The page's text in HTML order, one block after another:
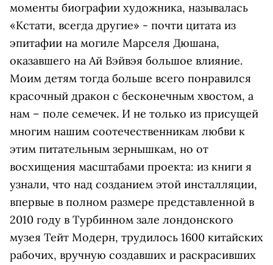
моменты биографии художника, называлась
«Кстати, всегда другие» - почти цитата из
эпитафии на могиле Марселя Дюшана,
оказавшего на Ай Вэйвэя большое влияние.
Моим детям тогда больше всего понравился
красочный дракон с бесконечным хвостом, а
нам – поле семечек. И не только из присущей
многим нашим соотечественникам любви к
этим питательным зернышкам, но от
восхищения масштабами проекта: из книги я
узнали, что над созданием этой инсталляции,
впервые в полном размере представленной в
2010 году в Турбинном зале лондонского
музея Тейт Модерн, трудилось 1600 китайских
рабочих, вручную создавших и раскрасивших